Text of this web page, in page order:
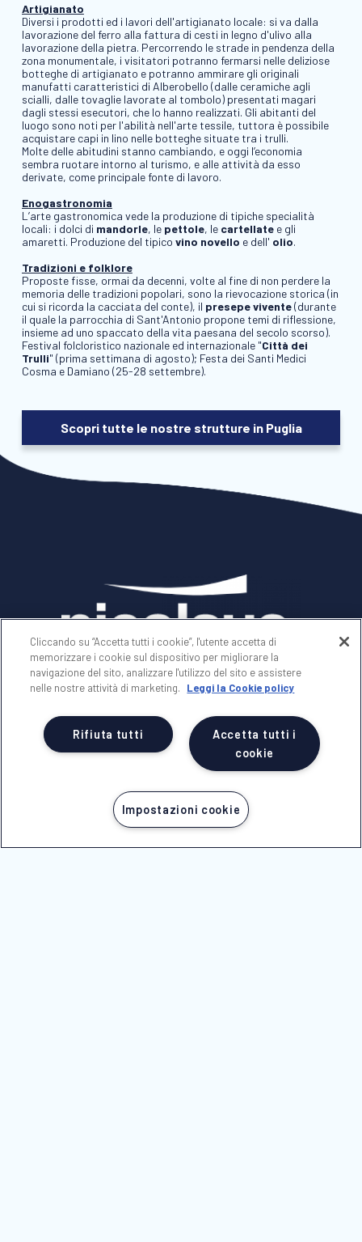
Artigianato
Diversi i prodotti ed i lavori dell'artigianato locale: si va dalla
lavorazione del ferro alla fattura di cesti in legno d'ulivo alla
lavorazione della pietra. Percorrendo le strade in pendenza della
zona monumentale, i visitatori potranno fermarsi nelle deliziose
botteghe di artigianato e potranno ammirare gli originali
manufatti caratteristici di Alberobello (dalle ceramiche agli
scialli, dalle tovaglie lavorate al tombolo) presentati magari
dagli stessi esecutori, che lo hanno realizzati. Gli abitanti del
luogo sono noti per l'abilità nell'arte tessile, tuttora è possibile
acquistare capi in lino nelle botteghe situate tra i trulli.
Molte delle abitudini stanno cambiando, e oggi l’economia
sembra ruotare intorno al turismo, e alle attività da esso
derivate, come principale fonte di lavoro.
Enogastronomia
L’arte gastronomica vede la produzione di tipiche specialità
locali: i dolci di mandorle, le pettole, le cartellatee gli
amaretti. Produzione del tipico vino novello e dell' olio.
Tradizioni e folklore
Proposte fisse, ormai da decenni, volte al fine di non perdere la
memoria delle tradizioni popolari, sono la rievocazione storica (in
cui si ricorda la cacciata del conte), il presepevivente(durante
il quale la parrocchia di Sant'Antonio propone temi di riflessione,
insieme ad uno spaccato della vita paesana del secolo scorso).
Festival folcloristico nazionale ed internazionale "Città dei
Trulli" (prima settimana di agosto); Festa dei Santi Medici
Cosma e Damiano (25-28 settembre).
Scopri tutte le nostre strutture in Puglia
SEGUICI SU
© 2025 -
NICOLAUS SpA
Società con unico socio soggetta a direzione e
coordinamento di Erregi Holding srl
P.IVA - C.F. 01517830749
n Licenza 239 del 28/05/1999
REA 70077 - Reg.Impr. di BRINDISI n.01517830749
Cap.Soc. Euro 100.000,00 i.v.
Cliccando su “Accetta tutti i cookie”, l'utente accetta di
memorizzare i cookie sul dispositivo per migliorare la
navigazione del sito, analizzare l'utilizzo del sito e assistere
nelle nostre attività di marketing.
Leggi la Cookie policy
Accetta tutti i
cookie
Rifiuta tutti
Impostazioni cookie